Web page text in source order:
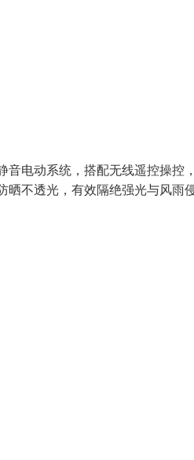
音电动系统，搭配无线遥控操控
晒不透光，有效隔绝强光与风雨